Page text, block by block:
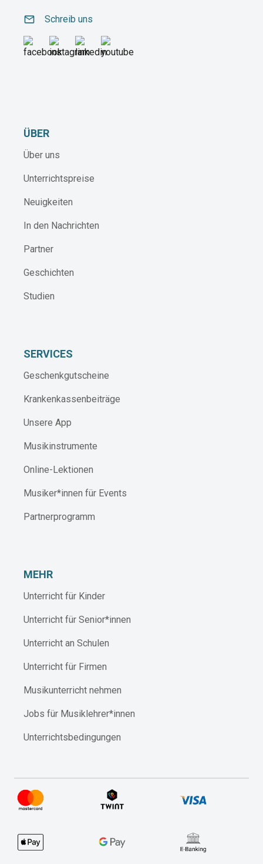
email Schreib uns
ÜBER
Über uns
Unterrichtspreise
Neuigkeiten
In den Nachrichten
Partner
Geschichten
Studien
SERVICES
Geschenkgutscheine
Krankenkassenbeiträge
Unsere App
Musikinstrumente
Online-Lektionen
Musiker*innen für Events
Partnerprogramm
MEHR
Unterricht für Kinder
Unterricht für Senior*innen
Unterricht an Schulen
Unterricht für Firmen
Musikunterricht nehmen
Jobs für Musiklehrer*innen
Unterrichtsbedingungen